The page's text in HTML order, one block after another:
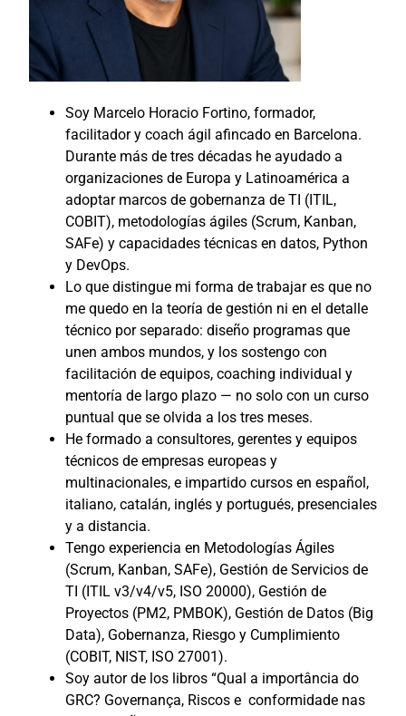
Soy Marcelo Horacio Fortino, formador,
facilitador y coach ágil afincado en Barcelona.
Durante más de tres décadas he ayudado a
organizaciones de Europa y Latinoamérica a
adoptar marcos de gobernanza de TI (ITIL,
COBIT), metodologías ágiles (Scrum, Kanban,
SAFe) y capacidades técnicas en datos, Python
y DevOps.
Lo que distingue mi forma de trabajar es que no
me quedo en la teoría de gestión ni en el detalle
técnico por separado: diseño programas que
unen ambos mundos, y los sostengo con
facilitación de equipos, coaching individual y
mentoría de largo plazo — no solo con un curso
puntual que se olvida a los tres meses.
He formado a consultores, gerentes y equipos
técnicos de empresas europeas y
multinacionales, e impartido cursos en español,
italiano, catalán, inglés y portugués, presenciales
y a distancia.
Tengo experiencia en Metodologías Ágiles
(Scrum, Kanban, SAFe), Gestión de Servicios de
TI (ITIL v3/v4/v5, ISO 20000), Gestión de
Proyectos (PM2, PMBOK), Gestión de Datos (Big
Data), Gobernanza, Riesgo y Cumplimiento
(COBIT, NIST, ISO 27001).
Soy autor de los libros “Qual a importância do
GRC? Governança, Riscos e conformidade nas